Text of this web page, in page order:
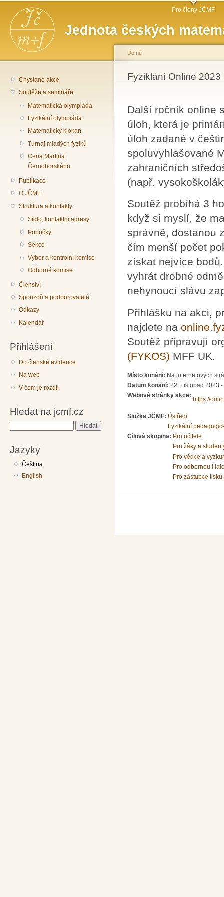
Jednota českých
Hlavní menu Pro členy JČMF
Chystané akce
Soutěže a semináře
Matematická olympiáda
Fyzikální olympiáda
Matematický klokan
Turnaj mladých fyziků
Cena Martina
Černohorského
Publikace
O JČMF
Struktura a kontakty
Sídlo, kontaktní adresy
Pobočky
Sekce
Výbor a kontrolní komise
Odborné komise
Členství
Sponzoři a podporovatelé
Odkazy
Kalendář
Přihlášení
Do členské evidence
Na web
V čem je rozdíl
Hledat na jcmf.cz
Jazyky
Čeština
English
Jste zde
Domů
Fyziklání Online 2023
Další ročník online
úloh, která je
úloh zadané v
spoluvyhlašované
zahraničních
(např.
Soutěž probíhá 3
když si myslí, že
správně, dostanou
čím menší počet
získat nejvíce
vyhrát drobné
nehynoucí slávu
Přihlášku na akci,
najdete na
Soutěž připravují
(FYKOS) MFF UK.
Místo konání: Na internetových
Datum konání: 22. Listopad 2023 -
Webové stránky akce:
https://
Složka JČMF: Ústředí
Fyzikální
Cílová skupina: Pro učitele.
Pro žáky a
Pro vědce a
Pro odbornou i
Pro zástupce tisku.